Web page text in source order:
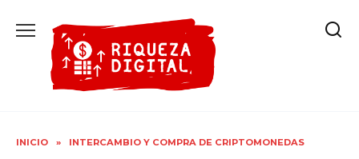
contenido
INICIO » INTERCAMBIO Y COMPRA DE CRIPTOMONEDAS